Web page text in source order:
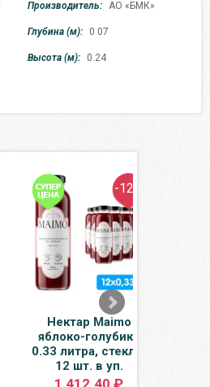
Производитель: АО «БМК»
Глубина (м): 0.07
Высота (м): 0.24
-12%
Нектар Maimo
яблоко-голубика
0.33 литра, стекло,
12 шт. в уп.